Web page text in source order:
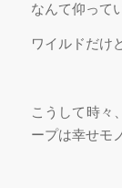
なんて仰って
ワイルドだけ
こうして時々
ープは幸せモ